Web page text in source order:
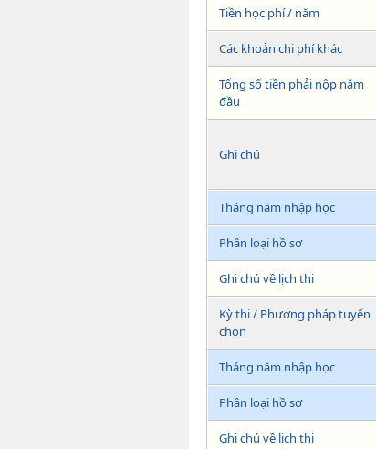
Tiền học phí / năm
Các khoản chi phí khác
Tổng số tiền phải nộp năm
đầu
Ghi chú
Tháng năm nhập học
Phân loại hồ sơ
Ghi chú về lịch thi
Kỳ thi / Phương pháp tuyển
chọn
Tháng năm nhập học
Phân loại hồ sơ
Ghi chú về lịch thi